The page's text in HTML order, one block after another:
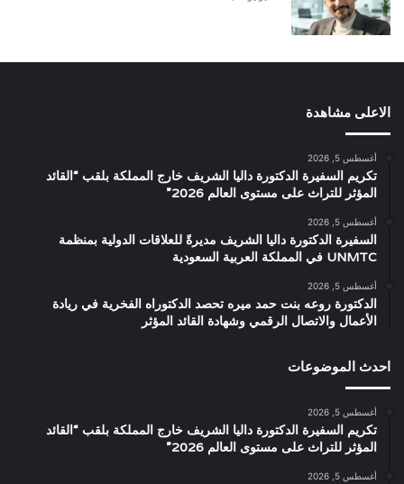
الاعلى مشاهدة
أغسطس 5, 2026
تكريم السفيرة الدكتورة داليا الشريف خارج المملكة بلقب “القائد
المؤثر للتراث على مستوى العالم 2026”
أغسطس 5, 2026
السفيرة الدكتورة داليا الشريف مديرةً للعلاقات الدولية بمنظمة
UNMTC في المملكة العربية السعودية
أغسطس 5, 2026
الدكتورة روعه بنت حمد ميره تحصد الدكتوراه الفخرية في ريادة
الأعمال والاتصال الرقمي وشهادة القائد المؤثر
احدث الموضوعات
أغسطس 5, 2026
تكريم السفيرة الدكتورة داليا الشريف خارج المملكة بلقب “القائد
المؤثر للتراث على مستوى العالم 2026”
أغسطس 5, 2026